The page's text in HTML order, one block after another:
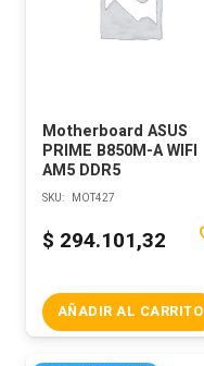
Motherboard ASUS
PRIME B850M-A WIFI
AM5 DDR5
SKU: MOT427
$ 294.101,32
AÑADIR AL CARRITO